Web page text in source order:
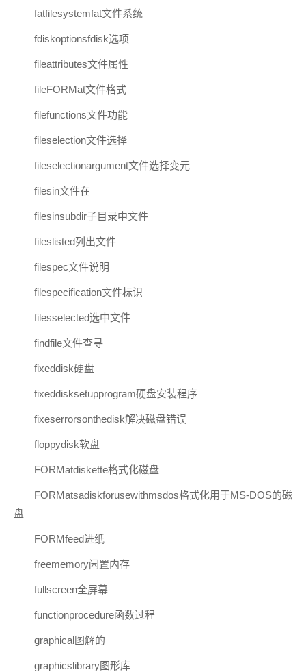
fatfilesystemfat文件系统
fdiskoptionsfdisk选项
fileattributes文件属性
fileFORMat文件格式
filefunctions文件功能
fileselection文件选择
fileselectionargument文件选择变元
filesin文件在
filesinsubdir子目录中文件
fileslisted列出文件
filespec文件说明
filespecification文件标识
filesselected选中文件
findfile文件查寻
fixeddisk硬盘
fixeddisksetupprogram硬盘安装程序
fixeserrorsonthedisk解决磁盘错误
floppydisk软盘
FORMatdiskette格式化磁盘
FORMatsadiskforusewithmsdos格式化用于MS-DOS的磁
盘
FORMfeed进纸
freememory闲置内存
fullscreen全屏幕
functionprocedure函数过程
graphical图解的
graphicslibrary图形库